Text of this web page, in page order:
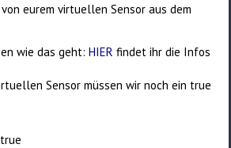
von eurem virtuellen Sensor aus dem
wie das geht: HIER findet ihr die Infos
Sensor müssen wir noch ein true